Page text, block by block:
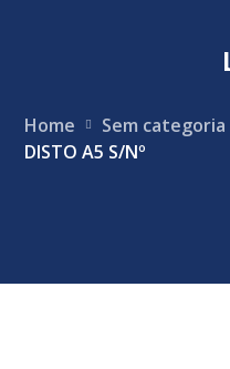
Home Sem categoria
DISTO A5 S/Nº